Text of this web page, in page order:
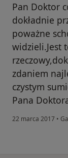
Pan Doktor
dokładnie
poważne
widzieli.Jest
zdaniem
czystym
Pana
22 marca 2017 •